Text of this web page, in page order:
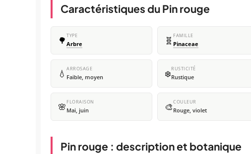
Caractéristiques du Pin rouge
🌳 TYPE
Arbre 🧬 FAMILLE
Pinaceae
💧 ARROSAGE
Faible, moyen ❄️RUSTICITÉ
Rustique
🌸 FLORAISON
Mai, juin 🎨COULEUR
Rouge, violet
Pin rouge : description et botanique